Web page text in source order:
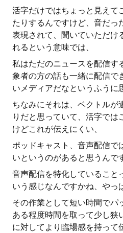
活字だけではちょっと見えて
たりするんですけど、音だっ
表現されて、聞いていただけ
れるという意味では、
私はただのニュースを配信す
象者の方の話も一緒に配信で
いメディアだなというふうに
ちなみにそれは、ベクトルが
りだと思っていて、活字では
けどこれが伝えにくい、
ポッドキャスト、音声配信で
いというのがあると思うんで
音声配信を特化していること
いう感じなんですかね、やっ
その作業として短い時間でパ
ある程度時間を取って少し狭
に対してより臨場感を持って